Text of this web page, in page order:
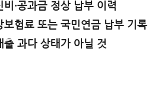
비·공과금 정상 납부 이력
보험료 또는 국민연금 납부 기록
출 과다 상태가 아닐 것